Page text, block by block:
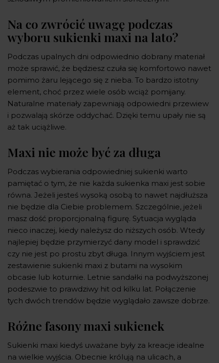
Na co zwrócić uwagę podczas
wyboru sukienki maxi na lato?
Podczas upalnych dni odpowiednio dobrany materiał
może sprawić, że będziesz czuła się komfortowo nawet
pomimo żaru lejącego się z nieba. To bardzo istotny
element, choć przez wiele osób wciąż pomijany.
Naturalne materiały zapewniają odpowiedni przewiew
i pozwalają skórze oddychać. Dzięki temu upały nie są
aż tak uciążliwe.
Maxi nie może być za długa
Podczas wybierania odpowiedniej sukienki warto
pamiętać o tym, że nie każda sukienka maxi jest sobie
równa. Jeżeli jesteś wysoką osobą to nawet najdłuższa
nie będzie dla Ciebie problemem. Szczególnie, jeżeli
masz dość proporcjonalną figurę. Sytuacja wygląda
nieco inaczej, kiedy należysz do niższych osób. Wtedy
najlepiej będzie przymierzyć dany model i sprawdzić
czy nie jest po prostu zbyt długa. Innym wyjściem jest
zestawienie sukienki maxi z butami na wysokim
obcasie lub koturnie. Letnie sandałki na podwyższonej
podeszwie to prawdziwy hit od kilku lat. Połączenie
tych dwóch trendów będzie wyglądało zawsze dobrze.
Różne fasony maxi sukienek
Sukienki maxi kiedyś uważane były za kreacje idealne
na wielkie wyjścia. Obecnie królują na ulicach, a